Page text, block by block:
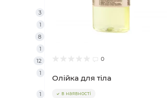
3
1
8
1
12
1
1
0
Олійка для тіла
в наявності